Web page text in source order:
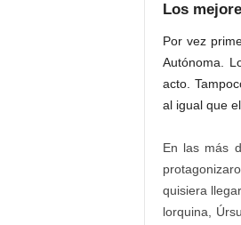
Los
Por vez
Autónoma.
acto.
al igual que
En las más
quisiera
lorquina,